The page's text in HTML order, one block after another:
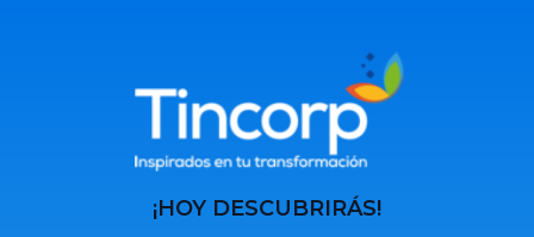
¡HOY DESCUBRIRÁS!